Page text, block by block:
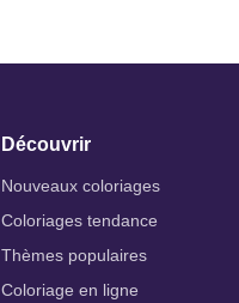
Découvrir
Nouveaux coloriages
Coloriages tendance
Thèmes populaires
Coloriage en ligne